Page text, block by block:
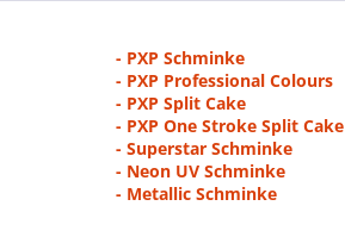
- PXP Schminke
- PXP Professional Colours
- PXP Split Cake
- PXP One Stroke Split Cake
- Superstar Schminke
- Neon UV Schminke
- Metallic Schminke